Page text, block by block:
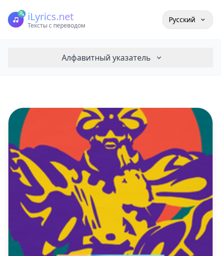
iLyrics.net
Тексты с переводом
Русский
Алфавитный указатель